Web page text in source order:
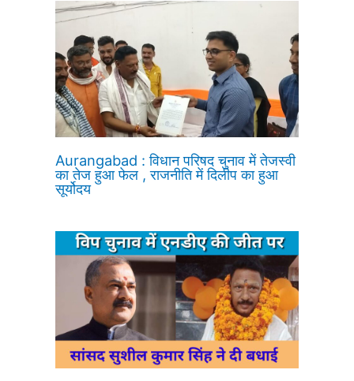
Aurangabad : विधान परिषद चुनाव में तेजस्वी
का तेज हुआ फेल , राजनीति में दिलीप का हुआ
सूर्योदय